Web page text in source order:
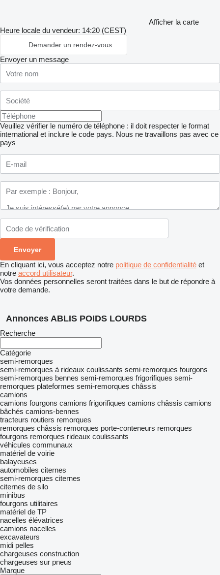
Afficher la carte
Heure locale du vendeur: 14:20 (CEST)
Demander un rendez-vous
Envoyer un message
Veuillez vérifier le numéro de téléphone : il doit respecter le format
international et inclure le code pays. Nous ne travaillons pas avec ce
pays
En cliquant ici, vous acceptez notre politique de confidentialité et
notre accord utilisateur.
Vos données personnelles seront traitées dans le but de répondre à
votre demande.
Annonces ABLIS POIDS LOURDS
Recherche
Catégorie
semi-remorques
semi-remorques à rideaux coulissants semi-remorques fourgons
semi-remorques bennes semi-remorques frigorifiques semi-
remorques plateformes semi-remorques châssis
camions
camions fourgons camions frigorifiques camions châssis camions
bâchés camions-bennes
tracteurs routiers remorques
remorques châssis remorques porte-conteneurs remorques
fourgons remorques rideaux coulissants
véhicules communaux
matériel de voirie
balayeuses
automobiles citernes
semi-remorques citernes
citernes de silo
minibus
fourgons utilitaires
matériel de TP
nacelles élévatrices
camions nacelles
excavateurs
midi pelles
chargeuses construction
chargeuses sur pneus
Marque